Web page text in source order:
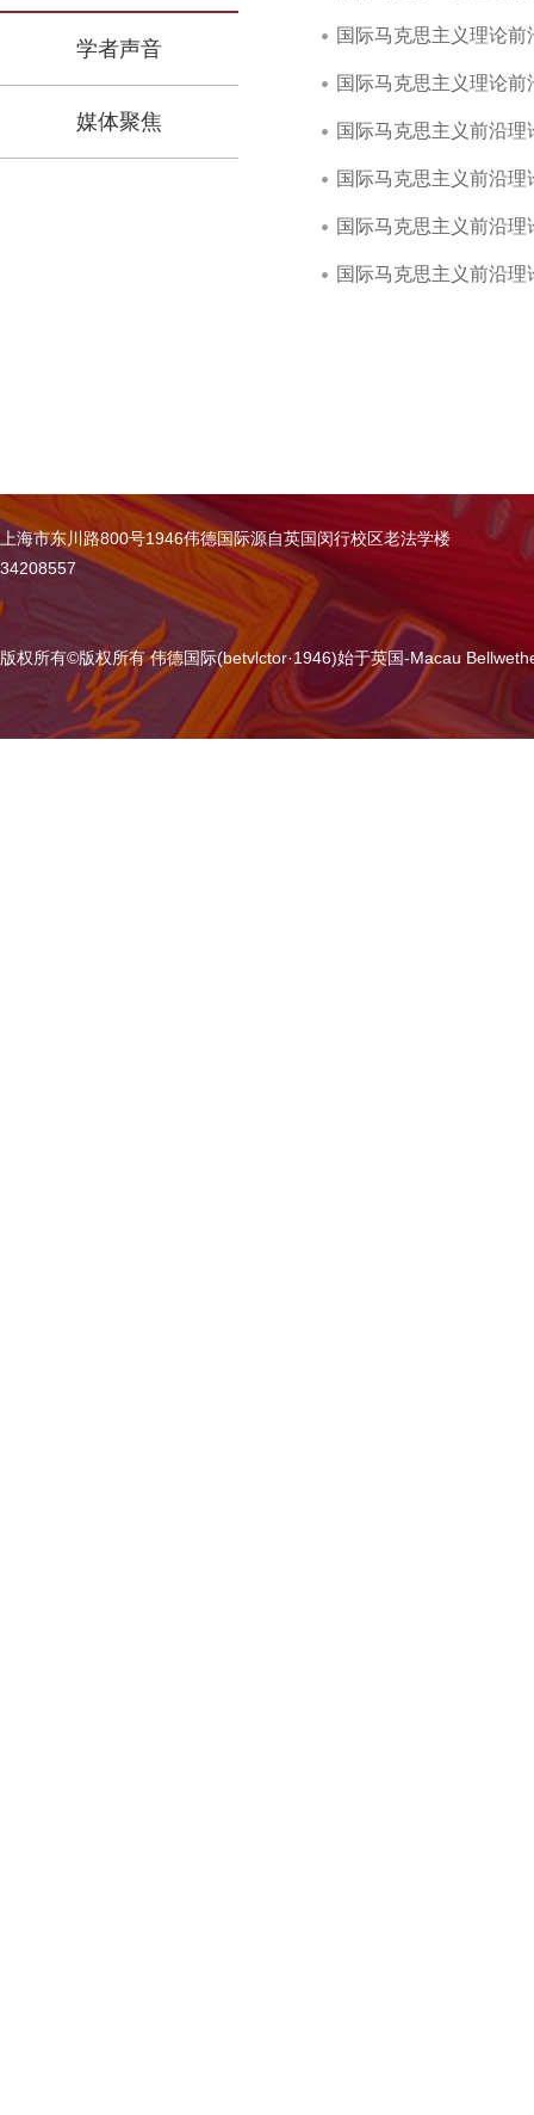
学者声音
媒体聚焦
国际马克思主义理论前
国际马克思主义理论前
国际马克思主义前沿理
国际马克思主义前沿理
国际马克思主义前沿理
国际马克思主义前沿理
上海市东川路800号1946伟德国际源自英国闵行校区老法学楼
34208557
版权所有©版权所有 伟德国际(betvlctor·1946)始于英国-Macau